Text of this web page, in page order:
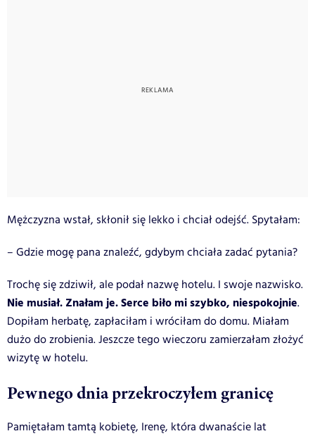
Mężczyzna wstał, skłonił się lekko i chciał odejść. Spytałam:
– Gdzie mogę pana znaleźć, gdybym chciała zadać pytania?
Trochę się zdziwił, ale podał nazwę hotelu. I swoje nazwisko.
Nie musiał. Znałam je. Serce biło mi szybko, niespokojnie.
Dopiłam herbatę, zapłaciłam i wróciłam do domu. Miałam
dużo do zrobienia. Jeszcze tego wieczoru zamierzałam złożyć
wizytę w hotelu.
Pewnego dnia przekroczyłem granicę
Pamiętałam tamtą kobietę, Irenę, która dwanaście lat